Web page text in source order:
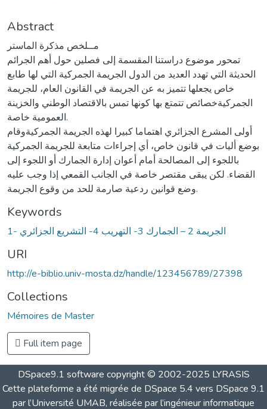
Abstract
مــلخص مذكرة الماستر
تمحور موضوع دراستنا المقسمة إلى فصلين حول أهم الجرائم
الحديثة التي تهدد العديد من الدول الجريمة الجمركية التي لها طابع
خاص يجعلها تتميز به عن الجريمة في القانون العام، للجريمة
الجمركيةخصائص تتمتع بها كونها تمس بالاقتصاد الوطني والخزينة
العمومية خاصة.
أولى المشرع الجزائري اهتماما كبيرا لهذه الجريمة الجمركيةوقام
بوضع أليات في قانون خاص، أي إجراءات متابعة للجريمة الجمركية
باللجوء إلى المصالحة أمام أعوان إدارة الجمارك أو اللجوء إلى
القضاء. لكن يبقى مقتصر خاصة في الجانب القمعي إذا وجب عليه
وضع قوانين ردعية صارمة للحد من وقوع الجريمة.
Keywords
1- الجريمة 2 – الجمارك 3- التهريب 4- التشريع الجزائري
URI
http://e-biblio.univ-mosta.dz/handle/123456789/27398
Collections
Mémoires de Master
Full item page
DSpace9.1 software copyright © 2002-2025 LYRASIS
Cette plateforme a été migrée de DSpace 5.4 vers DSpace 9.1
par l’Université UMAB, réalisée par l’ingénieur informatique